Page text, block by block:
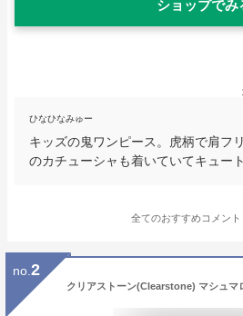
ショップでみ
ひなひなみゅー
キッズの鬼ワンピース。虎柄で肩フ
のカチューシャも着いていてキュー
全てのおすすめコメント
no. 2